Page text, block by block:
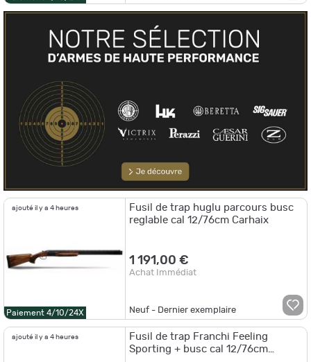
ajouté il y a 4 heures
Paiement 4/10/24X
Fusil de trap huglu parcours busc
reglable cal 12/76cm Carhaix
1 191,00 €
Achat Immédiat
Neuf - Dernier exemplaire
ajouté il y a 4 heures
Fusil de trap Franchi Feeling
Sporting + busc cal 12/76cm